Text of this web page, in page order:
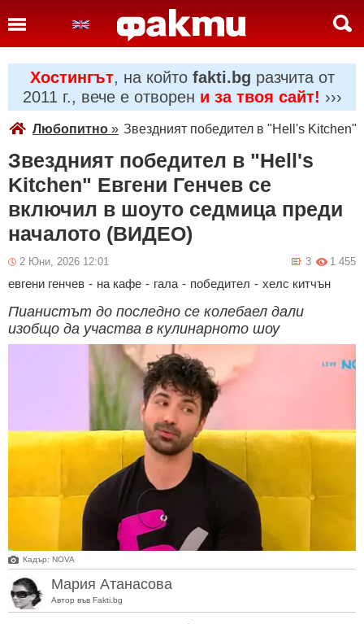
Хостингът, на който fakti.bg разчита от
2011 г., вече е отворен и за твоя сайт! ›››
Любопитно » Звездният победител в "Hell's
Звездният победител в "Hell's
Kitchen" Евгени Генчев се
включил в шоуто седмица преди
началото (ВИДЕО)
2 Юни, 2026 12:01 1 455
3
евгени генчев - на кафе - гала - победител - хелс китчън
Пианистът до последно се колебаел дали
изобщо да участва в кулинарното шоу
Кадър: NOVA
Мария Атанасова
Автор във Fakti.bg